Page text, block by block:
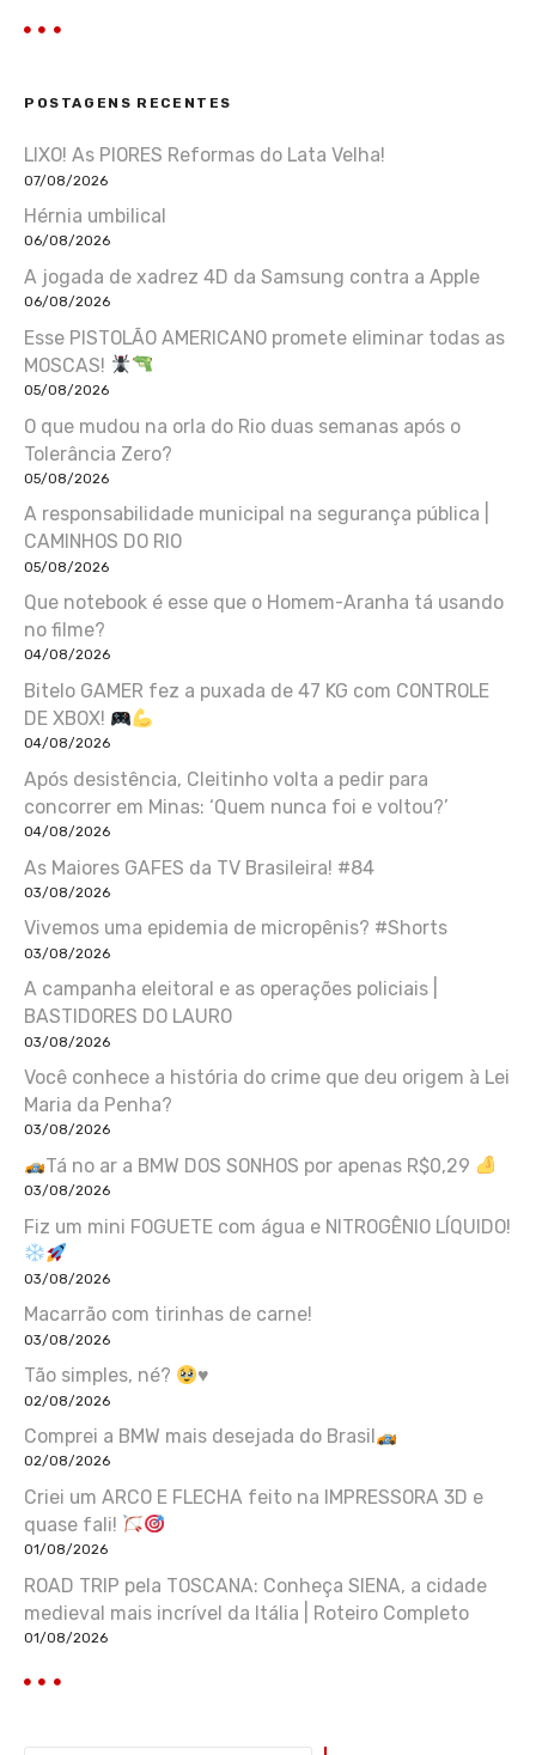
POSTAGENS RECENTES
LIXO! As PIORES Reformas do Lata Velha!
07/08/2026
Hérnia umbilical
06/08/2026
A jogada de xadrez 4D da Samsung contra a Apple
06/08/2026
Esse PISTOLÃO AMERICANO promete eliminar todas as
MOSCAS!
05/08/2026
O que mudou na orla do Rio duas semanas após o
Tolerância Zero?
05/08/2026
A responsabilidade municipal na segurança pública |
CAMINHOS DO RIO
05/08/2026
Que notebook é esse que o Homem-Aranha tá usando
no filme?
04/08/2026
Bitelo GAMER fez a puxada de 47 KG com CONTROLE
DE XBOX!
04/08/2026
Após desistência, Cleitinho volta a pedir para
concorrer em Minas: ‘Quem nunca foi e voltou?’
04/08/2026
As Maiores GAFES da TV Brasileira! #84
03/08/2026
Vivemos uma epidemia de micropênis? #Shorts
03/08/2026
A campanha eleitoral e as operações policiais |
BASTIDORES DO LAURO
03/08/2026
Você conhece a história do crime que deu origem à Lei
Maria da Penha?
03/08/2026
Tá no ar a BMW DOS SONHOS por apenas R$0,29
03/08/2026
Fiz um mini FOGUETE com água e NITROGÊNIO LÍQUIDO!
03/08/2026
Macarrão com tirinhas de carne!
03/08/2026
Tão simples, né? ♥️
02/08/2026
Comprei a BMW mais desejada do Brasil
02/08/2026
Criei um ARCO E FLECHA feito na IMPRESSORA 3D e
quase fali!
01/08/2026
ROAD TRIP pela TOSCANA: Conheça SIENA, a cidade
medieval mais incrível da Itália | Roteiro Completo
01/08/2026